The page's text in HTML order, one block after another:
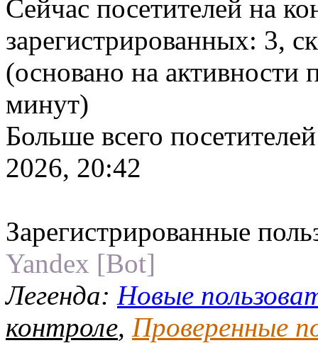
Сейчас посетителей на
зарегистрированных: 3,
(основано на активности
минут)
Больше всего
2026, 20:42
Зарегистрированные
Yandex [Bot]
Легенда: Новые
контроле, Проверенные